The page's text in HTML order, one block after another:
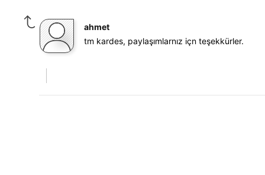
ahmet
tm kardes, paylaşımlarnız içn teşekkürler.